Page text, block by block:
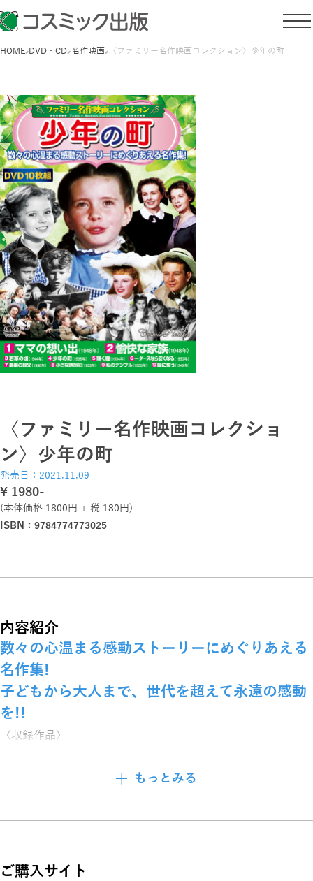
HOME DVD・CD 名作映画 〈ファミリー名作映画コレクション〉少年の町
〈ファミリー名作映画コレクショ
ン〉少年の町
発売日：2021.11.09
\ 1980-
(本体価格 1800円 + 税 180円)
ISBN：9784774773025
内容紹介
数々の心温まる感動ストーリーにめぐりあえる
名作集!
子どもから大人まで、世代を超えて永遠の感動
を!!
〈収録作品〉
2 愉快な家族(84分 モノクロ 1948年)
6 一ダースなら安くなる(86分 カラー 1950年)
もっとみる
ご購入サイト